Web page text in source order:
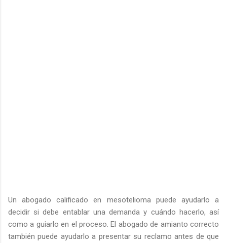
Un abogado calificado en mesotelioma puede ayudarlo a
decidir si debe entablar una demanda y cuándo hacerlo, así
como a guiarlo en el proceso. El abogado de amianto correcto
también puede ayudarlo a presentar su reclamo antes de que